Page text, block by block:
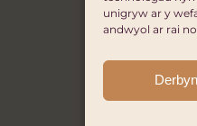
unigryw ar y
andwyol ar rai
Derbyn